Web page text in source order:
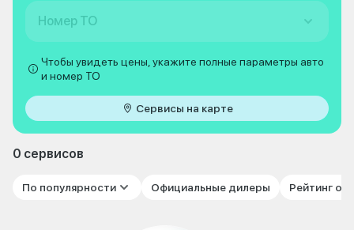
Номер ТО
Чтобы увидеть цены, укажите полные параметры авто
и номер ТО
Сервисы на карте
0 сервисов
По популярности Официальные дилеры Рейтинг